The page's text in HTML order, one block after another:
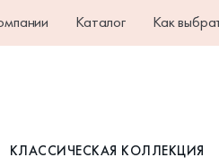
Каталог Как
КЛАССИЧЕСКАЯ КОЛЛЕКЦИЯ